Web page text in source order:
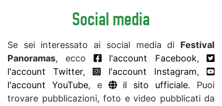
Social media
Se sei interessato ai social media di Festival
Panoramas, ecco l'account Facebook,
l'account Twitter, l'account Instagram,
l'account YouTube, e il sito ufficiale. Puoi
trovare pubblicazioni, foto e video pubblicati da